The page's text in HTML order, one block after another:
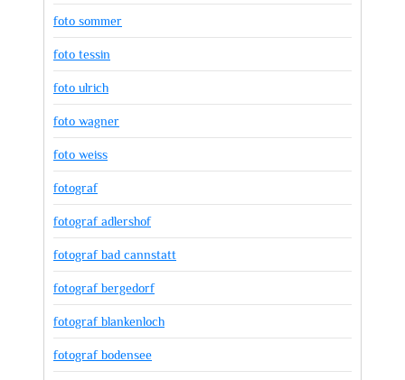
foto sommer
foto tessin
foto ulrich
foto wagner
foto weiss
fotograf
fotograf adlershof
fotograf bad cannstatt
fotograf bergedorf
fotograf blankenloch
fotograf bodensee